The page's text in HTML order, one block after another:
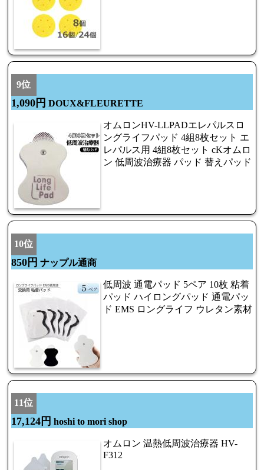
9位
1,090円 DOUX&FLEURETTE
オムロンHV-LLPADエレパルスロ
ングライフパッド 4組8枚セット エ
レパルス用 4組8枚セット cKオムロ
ン 低周波治療器 パッド 替えパッド
10位
850円 ナップル通商
低周波 通電パッド 5ペア 10枚 粘着
パッド ハイロングパッド 通電パッ
ド EMS ロングライフ ウレタン素材
11位
17,124円 hoshi to mori shop
オムロン 温熱低周波治療器 HV-
F312